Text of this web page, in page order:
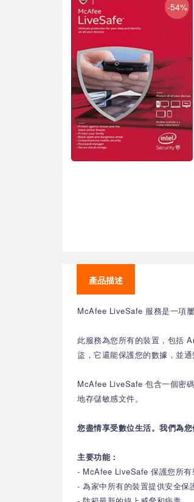
-54%
產品描述
McAfee LiveSafe 服務是一項
此服務為您所有的裝置，包括
盜，它還能保護您的數據，並
McAfee LiveSafe 包含一個密
地存儲敏感文件。
您盡情享受數位生活。我們為您
主要功能：
- McAfee LiveSafe 保護您所有
- 為家中所有的裝置提供安全保